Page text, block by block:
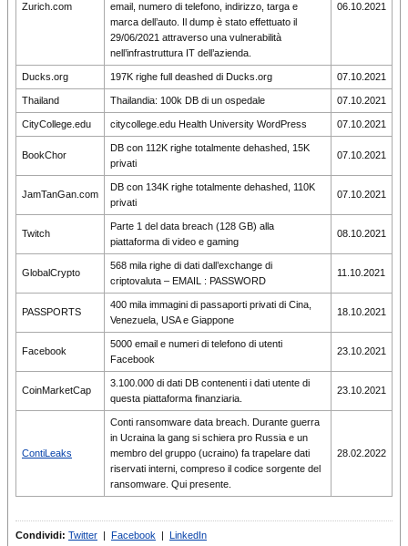
Zurich.com
email, numero di telefono, indirizzo, targa e
marca dell’auto. Il dump è stato effettuato il
29/06/2021 attraverso una vulnerabilità
nell’infrastruttura IT dell’azienda.
06.10.2021
Ducks.org 197K righe full deashed di Ducks.org 07.10.2021
Thailand Thailandia: 100k DB di un ospedale 07.10.2021
CityCollege.edu citycollege.edu Health University WordPress 07.10.2021
BookChor
DB con 112K righe totalmente dehashed, 15K
privati
07.10.2021
JamTanGan.com
DB con 134K righe totalmente dehashed, 110K
privati
07.10.2021
Twitch
Parte 1 del data breach (128 GB) alla
piattaforma di video e gaming
08.10.2021
GlobalCrypto
568 mila righe di dati dall’exchange di
criptovaluta – EMAIL : PASSWORD
11.10.2021
PASSPORTS
400 mila immagini di passaporti privati di Cina,
Venezuela, USA e Giappone
18.10.2021
Facebook
5000 email e numeri di telefono di utenti
Facebook
23.10.2021
CoinMarketCap
3.100.000 di dati DB contenenti i dati utente di
questa piattaforma finanziaria.
23.10.2021
ContiLeaks
Conti ransomware data breach. Durante guerra
in Ucraina la gang si schiera pro Russia e un
membro del gruppo (ucraino) fa trapelare dati
riservati interni, compreso il codice sorgente del
ransomware. Qui presente.
28.02.2022
Condividi: Twitter | Facebook | LinkedIn